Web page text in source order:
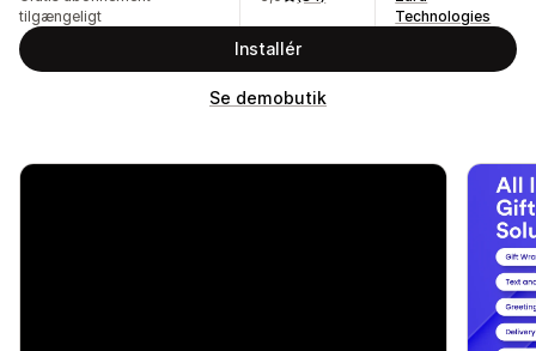
tilgængeligt
Technologies
Installér
Se demobutik